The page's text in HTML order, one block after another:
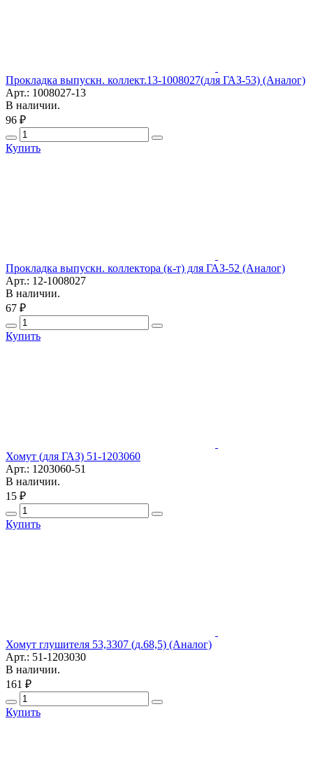
Прокладка выпускн. коллект.13-1008027(для ГАЗ-53) (Аналог)
Арт.: 1008027-13
В наличии.
96 ₽
Купить
Прокладка выпускн. коллектора (к-т) для ГАЗ-52 (Аналог)
Арт.: 12-1008027
В наличии.
67 ₽
Купить
Хомут (для ГАЗ) 51-1203060
Арт.: 1203060-51
В наличии.
15 ₽
Купить
Хомут глушителя 53,3307 (д.68,5) (Аналог)
Арт.: 51-1203030
В наличии.
161 ₽
Купить